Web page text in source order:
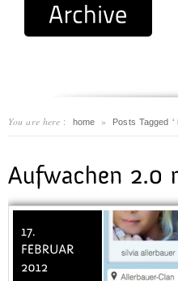
You are here : home » Posts Tagged ‘